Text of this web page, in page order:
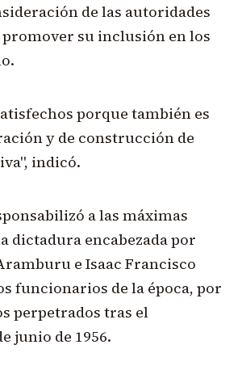
de las autoridades
su inclusión en los
porque también es
y de construcción de
indicó.
a las máximas
dictadura encabezada por
e Isaac Francisco
funcionarios de la época, por
perpetrados tras el
junio de 1956.